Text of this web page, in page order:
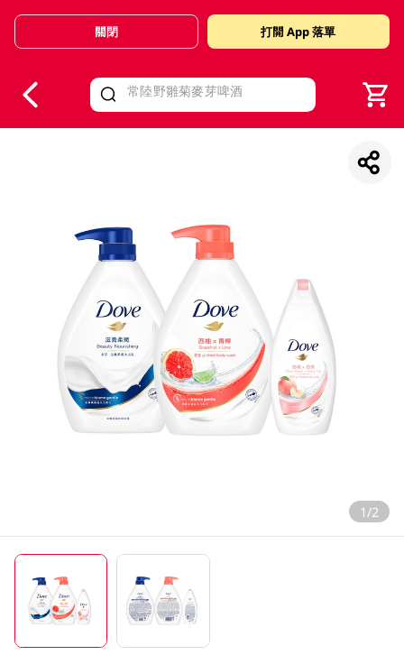
Valid Until 30 June 2026
關閉 打開 App 落單
1/2